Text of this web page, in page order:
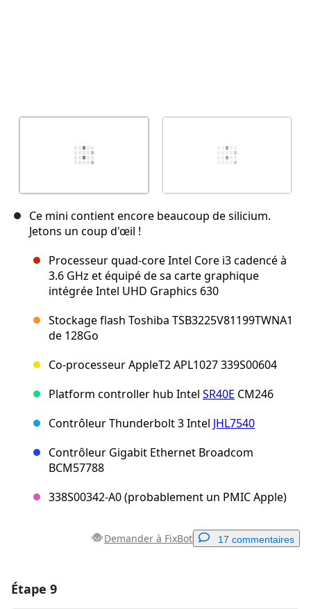
Ce mini contient encore beaucoup de silicium.
Jetons un coup d'œil !
Processeur quad-core Intel Core i3 cadencé à
3.6 GHz et équipé de sa carte graphique
intégrée Intel UHD Graphics 630
Stockage flash Toshiba TSB3225V81199TWNA1
de 128Go
Co-processeur AppleT2 APL1027 339S00604
Platform controller hub Intel SR40E CM246
Contrôleur Thunderbolt 3 Intel JHL7540
Contrôleur Gigabit Ethernet Broadcom
BCM57788
338S00342-A0 (probablement un PMIC Apple)
Demander à FixBot 17 commentaires
Étape 9